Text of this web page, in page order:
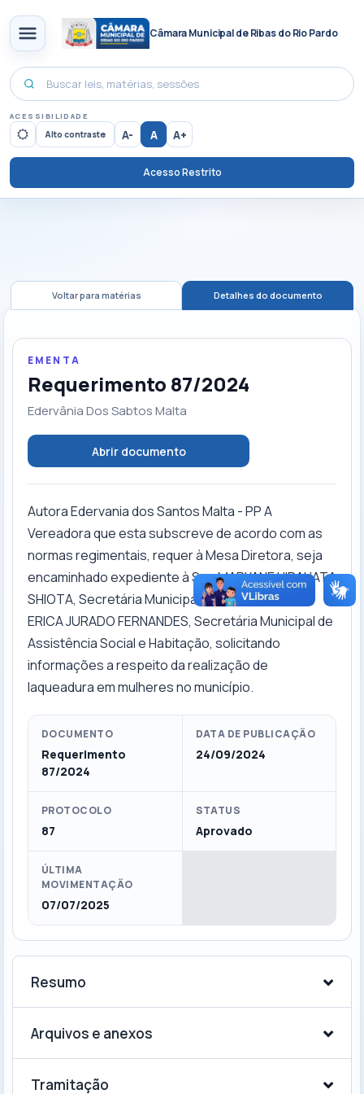
Câmara Municipal de Ribas do Rio Pardo
ACESSIBILIDADE
Alto contraste A- A A+
Acesso Restrito
Voltar para matérias Detalhes do documento
EMENTA
Requerimento 87/2024
Edervânia Dos Sabtos Malta
Abrir documento
Autora Edervania dos Santos Malta - PP A
Vereadora que esta subscreve de acordo com as
normas regimentais, requer à Mesa Diretora, seja
encaminhado expediente à Sra. MARYANE HIRAHATA
SHIOTA, Secretária Municipal de Saúde e à Sra.
ERICA JURADO FERNANDES, Secretária Municipal de
Assistência Social e Habitação, solicitando
informações a respeito da realização de
laqueadura em mulheres no município.
DOCUMENTO
Requerimento
87/2024
DATA DE PUBLICAÇÃO
24/09/2024
PROTOCOLO
87
STATUS
Aprovado
ÚLTIMA
MOVIMENTAÇÃO
07/07/2025
Resumo
Arquivos e anexos
Tramitação